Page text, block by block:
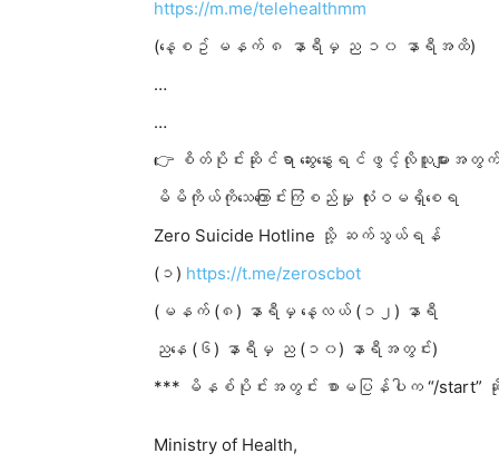
https://m.me/telehealthmm
(နေ့စဥ် မနက် ၈ နာရီမှ ည ၁၀ နာရီအထိ)
…
…
👉 စိတ်ပိုင်းဆိုင်ရာ ဆွေးနွေးရင်ဖွင့်လိုသူများအတွ
မိမိကိုယ်ကိုသေကြောင်းကြံစည်မှု လုံးဝမရှိစေရ
Zero Suicide Hotline သို့ ဆက်သွယ်ရန်
(၁) https://t.me/zeroscbot
(မနက် (၈) နာရီမှ နေ့လယ် (၁၂) နာရီ
ညနေ (၆) နာရီမှ ည (၁၀) နာရီအတွင်း)
*** မိနစ်ပိုင်းအတွင်း စာမပြန်ပါက “/
Ministry of Health,